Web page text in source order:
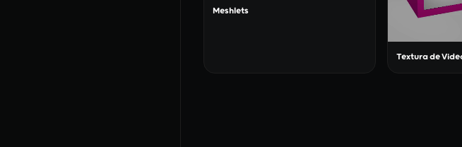
Meshlets
Textura de